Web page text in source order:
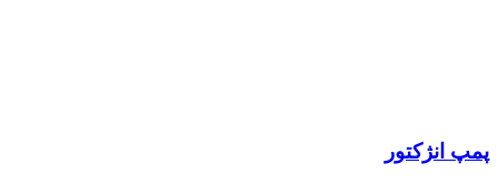
پمپ انژکتور